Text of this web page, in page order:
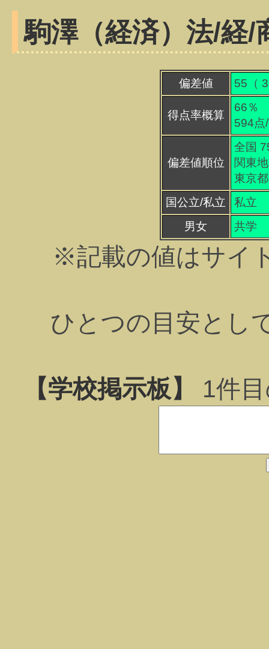
駒澤（経済） 法/経/
偏差値 55（ 3
得点率概算
66％
594点
偏差値順位
全国
関東
東京
国公立/私立
私立
男女
共学
※記載の値はサイ
ひとつの目安とし
【学校掲示板】 1件